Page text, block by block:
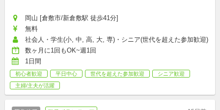
岡山 [倉敷市/新倉敷駅 徒歩41分]
無料
社会人・学生(小, 中, 高, 大, 専)・シニア(世代を超えた参加歓迎)
数ヶ月に1回もOK~週1回
1日間
初心者歓迎 平日中心 世代を超えた参加歓迎
シニア歓迎
主婦/主夫が活躍